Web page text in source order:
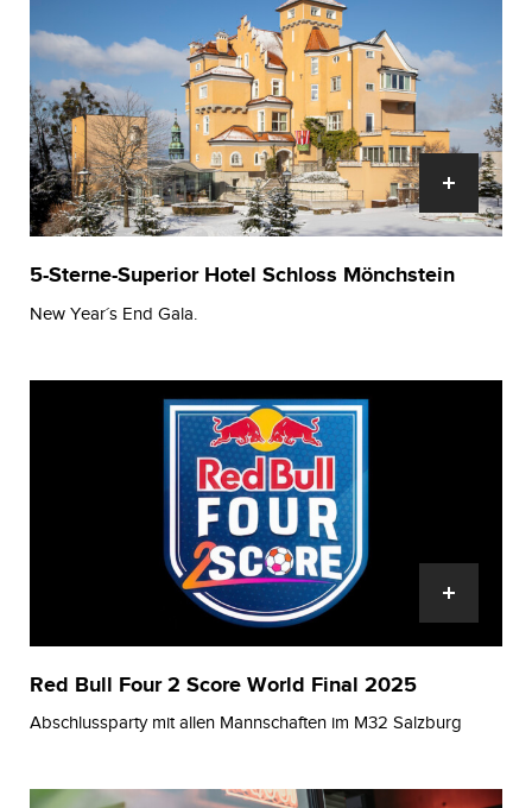
5-Sterne-Superior Hotel Schloss Mönchstein
New Year´s End Gala.
Red Bull Four 2 Score World Final 2025
Abschlussparty mit allen Mannschaften im M32 Salzburg